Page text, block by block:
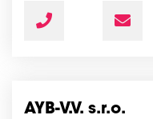
AYB-V.V. s.r.o.